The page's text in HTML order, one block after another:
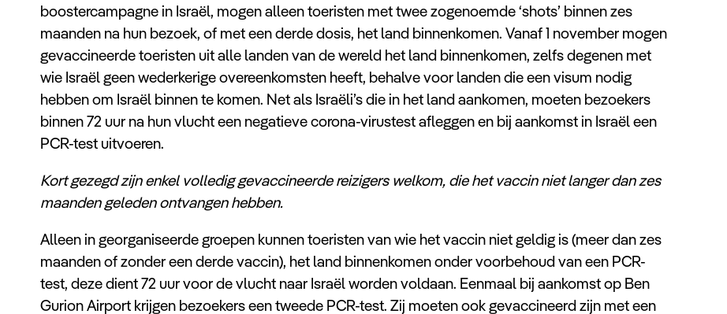
boostercampagne in Israël, mogen alleen toeristen met twee zogenoemde ‘shots’ binnen zes
maanden na hun bezoek, of met een derde dosis, het land binnenkomen. Vanaf 1 november mogen
gevaccineerde toeristen uit alle landen van de wereld het land binnenkomen, zelfs degenen met
wie Israël geen wederkerige overeenkomsten heeft, behalve voor landen die een visum nodig
hebben om Israël binnen te komen. Net als Israëli’s die in het land aankomen, moeten bezoekers
binnen 72 uur na hun vlucht een negatieve corona-virustest afleggen en bij aankomst in Israël een
PCR-test uitvoeren.
Kort gezegd zijn enkel volledig gevaccineerde reizigers welkom, die het vaccin niet langer dan zes
maanden geleden ontvangen hebben.
Alleen in georganiseerde groepen kunnen toeristen van wie het vaccin niet geldig is (meer dan zes
maanden of zonder een derde vaccin), het land binnenkomen onder voorbehoud van een PCR-
test, deze dient 72 uur voor de vlucht naar Israël worden voldaan. Eenmaal bij aankomst op Ben
Gurion Airport krijgen bezoekers een tweede PCR-test. Zij moeten ook gevaccineerd zijn met een